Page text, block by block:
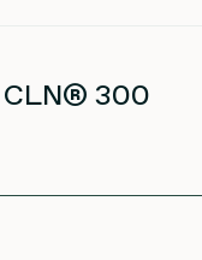
CLN® 300